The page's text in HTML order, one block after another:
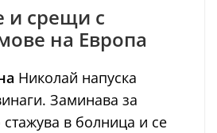
и срещи с
на Европа
Николай напуска
Заминава за
стажува в болница и се